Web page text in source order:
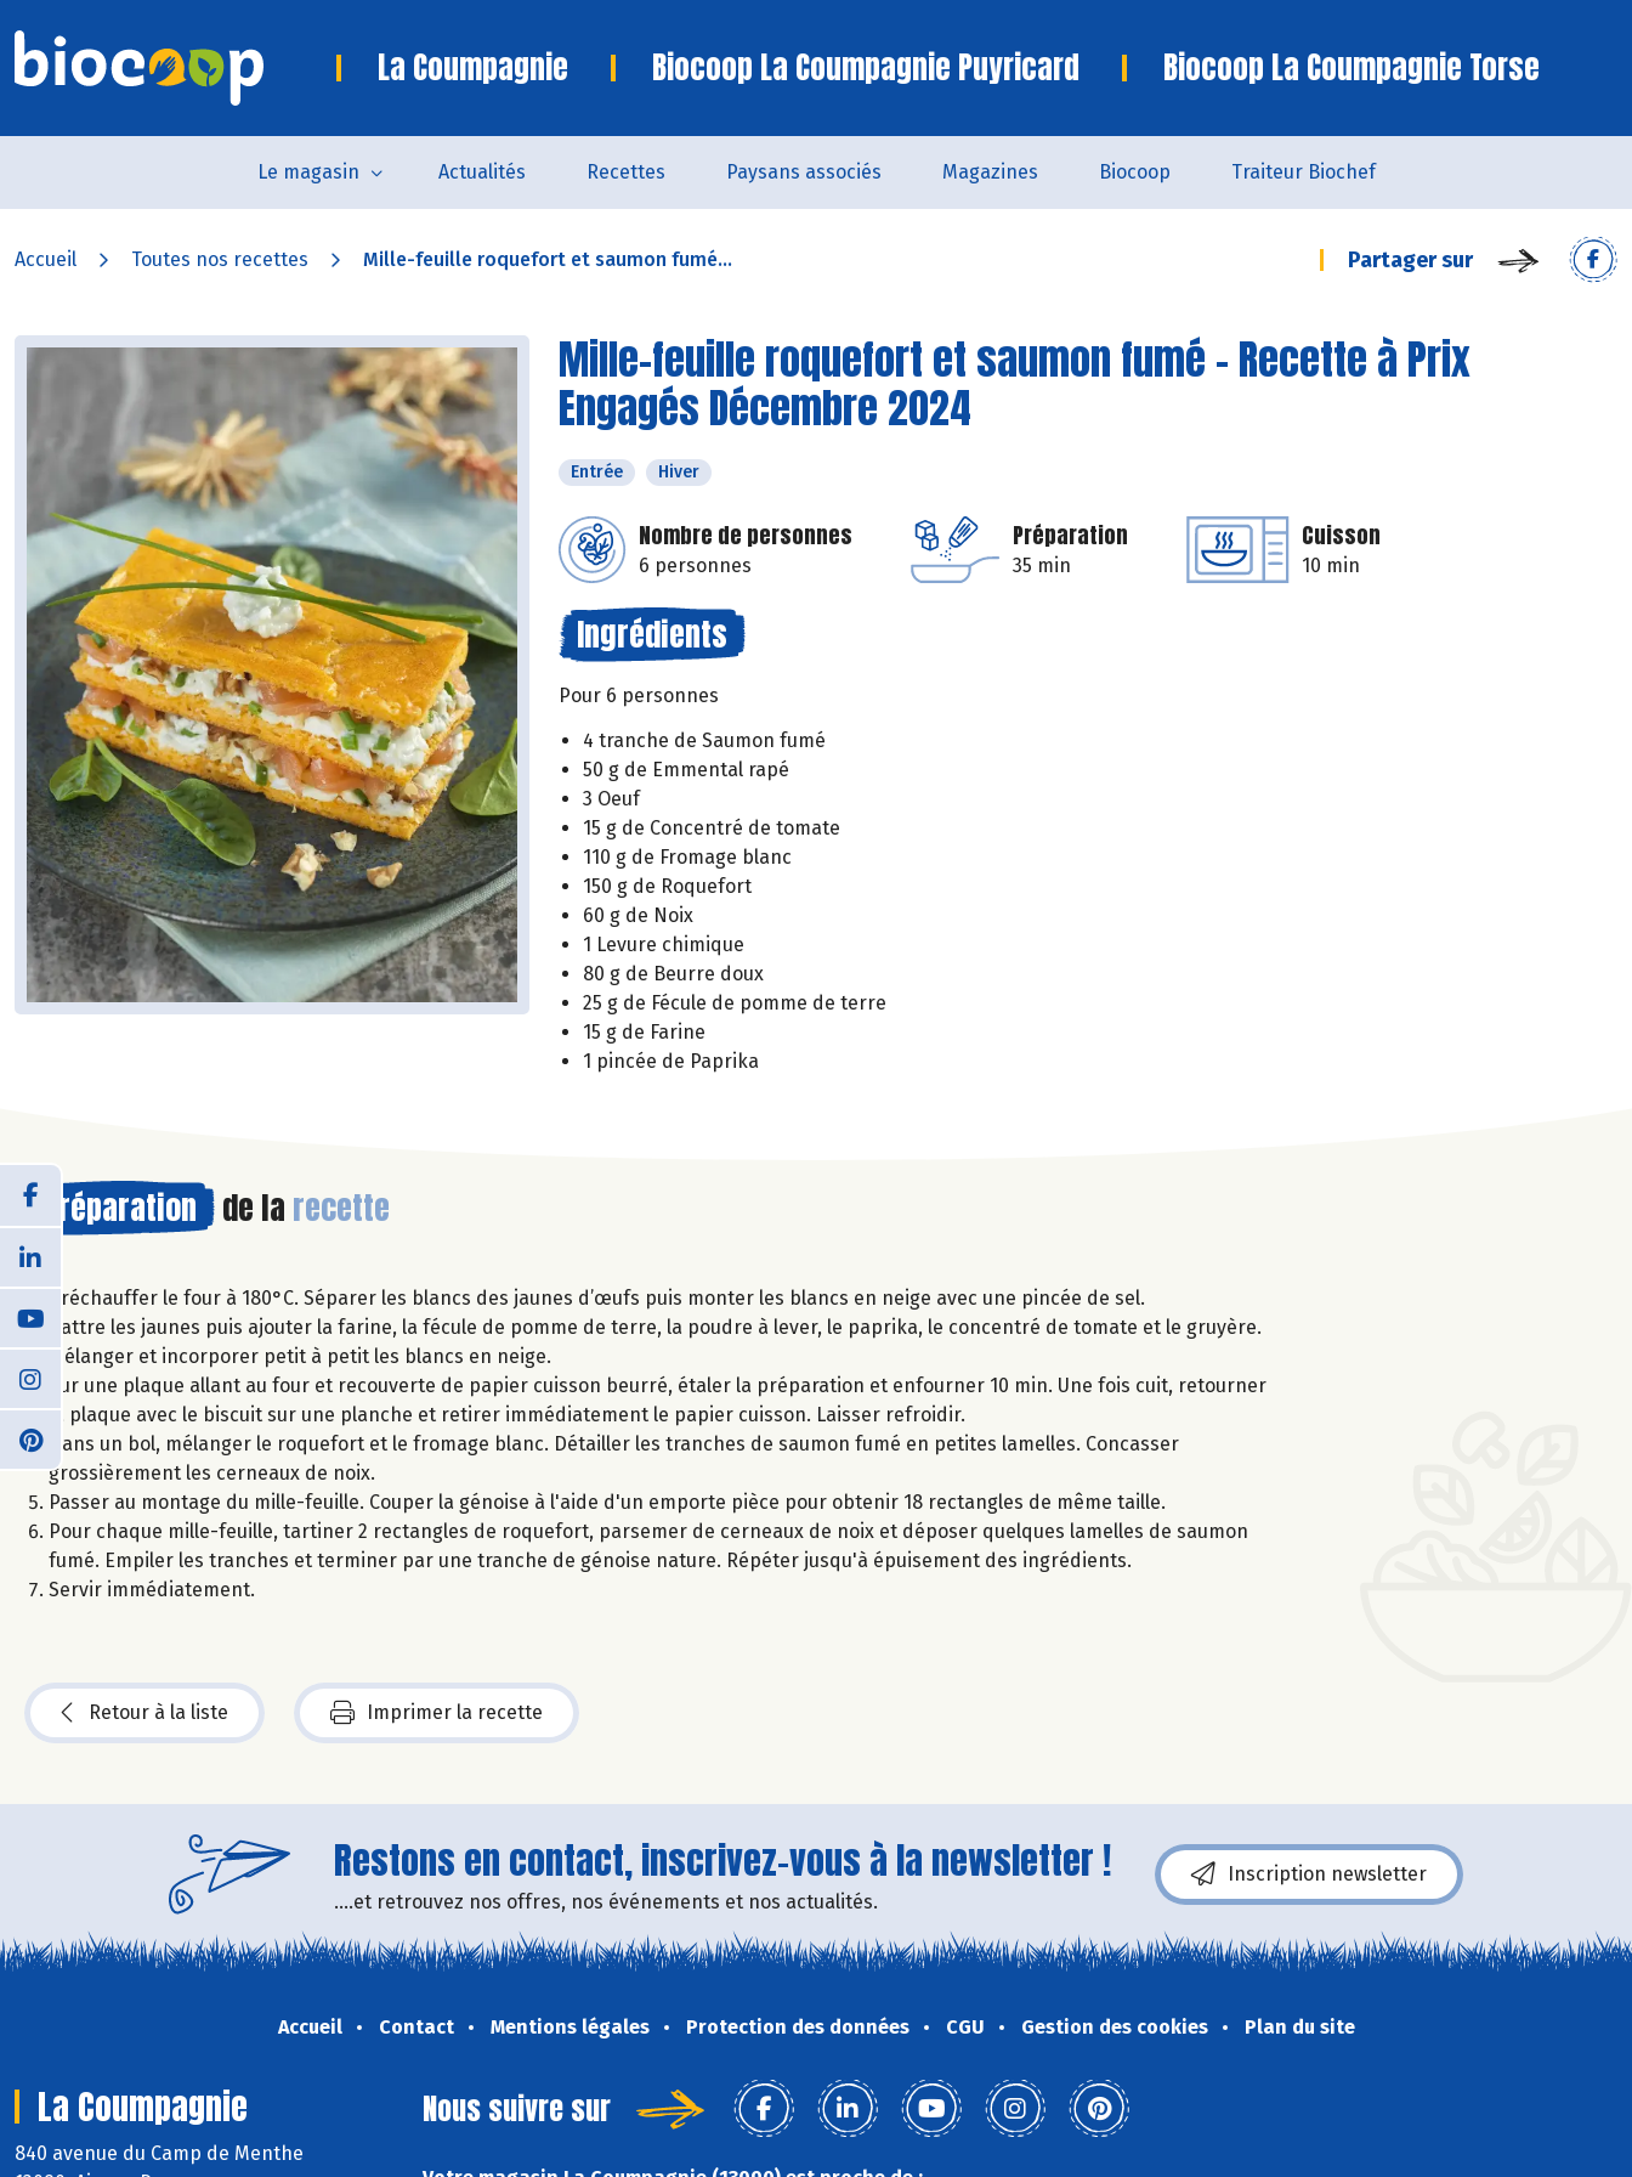
La Coumpagnie Biocoop La Coumpagnie Puyricard Biocoop La Coumpagnie Torse
Le magasin Actualités Recettes Paysans associés Magazines Biocoop Traiteur Biochef
Accueil Toutes nos recettes Mille-feuille roquefort et saumon fumé... Partager sur
Mille-feuille roquefort et saumon fumé - Recette à Prix
Engagés Décembre 2024
Entrée Hiver
Nombre de personnes
6 personnes
Préparation
35 min
Cuisson
10 min
Ingrédients
Pour 6 personnes
4 tranche de Saumon fumé
50 g de Emmental rapé
3 Oeuf
15 g de Concentré de tomate
110 g de Fromage blanc
150 g de Roquefort
60 g de Noix
1 Levure chimique
80 g de Beurre doux
25 g de Fécule de pomme de terre
15 g de Farine
1 pincée de Paprika
Préparation de la recette
Préchauffer le four à 180°C. Séparer les blancs des jaunes d’œufs puis monter les blancs en neige avec une pincée de sel.
Battre les jaunes puis ajouter la farine, la fécule de pomme de terre, la poudre à lever, le paprika, le concentré de tomate et le gruyère.
Mélanger et incorporer petit à petit les blancs en neige.
Sur une plaque allant au four et recouverte de papier cuisson beurré, étaler la préparation et enfourner 10 min. Une fois cuit, retourner
la plaque avec le biscuit sur une planche et retirer immédiatement le papier cuisson. Laisser refroidir.
Dans un bol, mélanger le roquefort et le fromage blanc. Détailler les tranches de saumon fumé en petites lamelles. Concasser
grossièrement les cerneaux de noix.
Passer au montage du mille-feuille. Couper la génoise à l'aide d'un emporte pièce pour obtenir 18 rectangles de même taille.
Pour chaque mille-feuille, tartiner 2 rectangles de roquefort, parsemer de cerneaux de noix et déposer quelques lamelles de saumon
fumé. Empiler les tranches et terminer par une tranche de génoise nature. Répéter jusqu'à épuisement des ingrédients.
Servir immédiatement.
Retour à la liste Imprimer la recette
Restons en contact, inscrivez-vous à la newsletter !
....et retrouvez nos offres, nos événements et nos actualités.
Inscription newsletter
Accueil Contact Mentions légales Protection des données CGU Gestion des cookies Plan du site
La Coumpagnie
840 avenue du Camp de Menthe
Nous suivre sur